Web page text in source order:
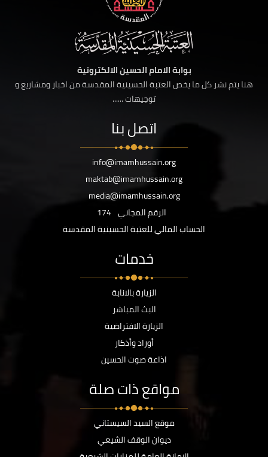
بوابة الامام الحسين الالكترونية
هنا يتم نشر كل ما يخص العتبة الحسينية المقدسة من اخبار ومشاريع و
توجيهات ......
اتصل بنا
info@imamhussain.org
maktab@imamhussain.org
media@imamhussain.org
الرقم المجاني 174
الحساب المالي للعتبة الحسينية المقدسة
خدمات
الزيارة بالانابة
البث المباشر
الزيارة الافتراضية
أوراد وأذكار
اذاعة صوت الحسين
مواقع ذات صلة
موقع السيد السيستاني
ديوان الوقف الشيعي